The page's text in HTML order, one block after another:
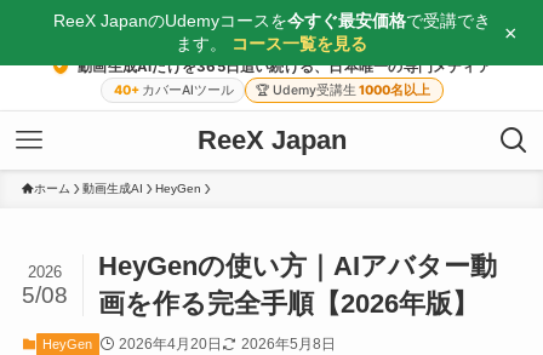
動画生成AIだけを365日追い続ける、日本唯一の専門メディア
40+ カバーAIツール 🏆 Udemy受講生 1000名以上
ReeX Japan
ホーム 動画生成AI HeyGen
HeyGenの使い方｜AIアバター動
画を作る完全手順【2026年版】
2026
5/08
HeyGen 2026年4月20日 2026年5月8日
ReeX JapanのUdemyコースを今すぐ最安価格で受講でき
ます。
コース一覧を見る ×